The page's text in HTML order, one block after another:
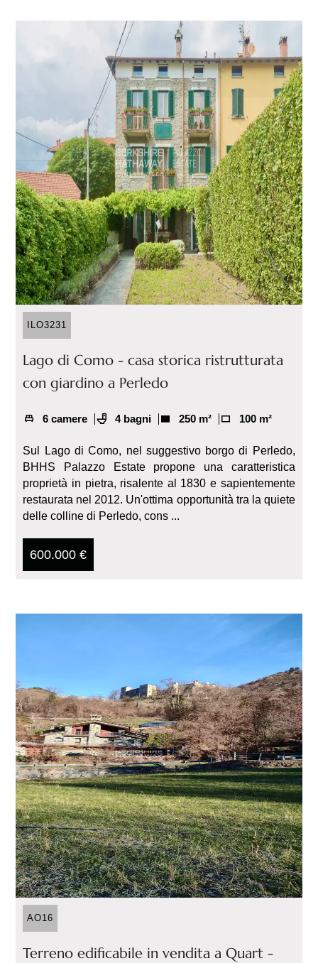
ILO3231
Lago di Como - casa storica ristrutturata
con giardino a Perledo
6 camere 4 bagni 250 m² 100 m²
Sul Lago di Como, nel suggestivo borgo di Perledo,
BHHS Palazzo Estate propone una caratteristica
proprietà in pietra, risalente al 1830 e sapientemente
restaurata nel 2012. Un'ottima opportunità tra la quiete
delle colline di Perledo, cons ...
600.000 €
AO16
Terreno edificabile in vendita a Quart -